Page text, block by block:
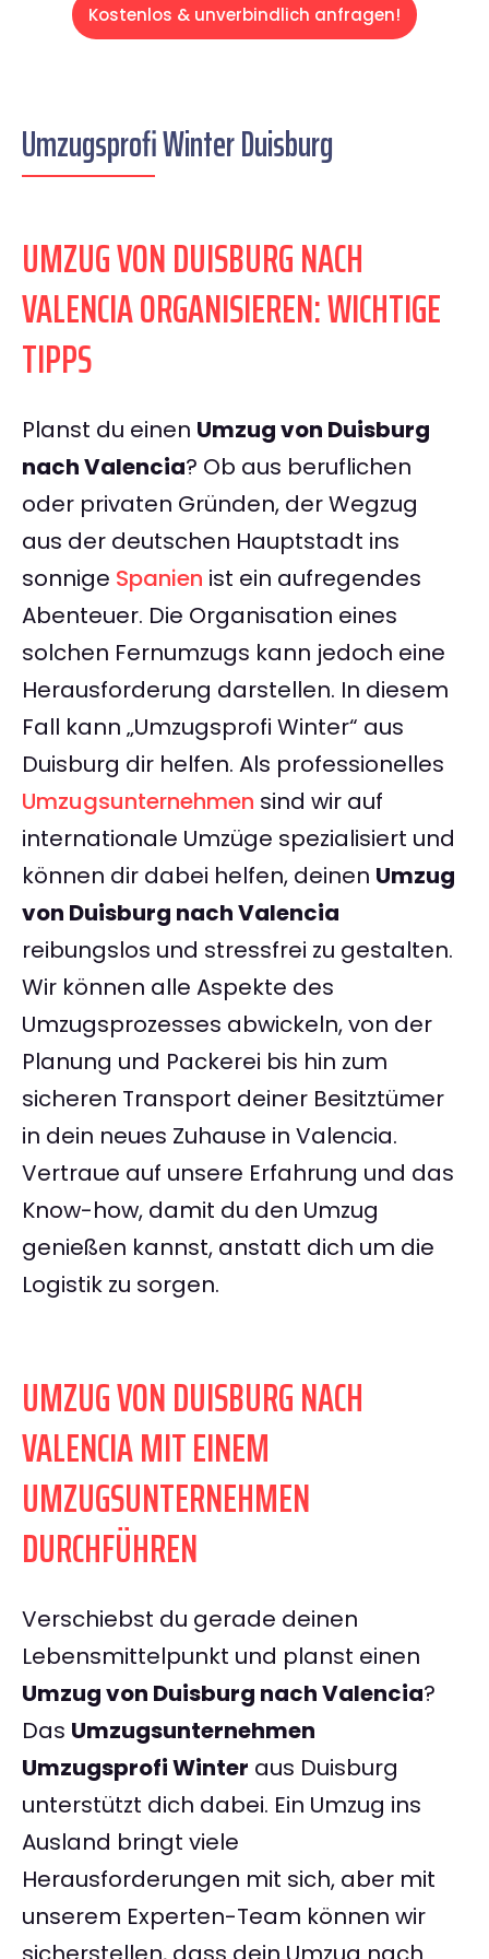
Kostenlos & unverbindlich anfragen!
Umzugsprofi Winter Duisburg
UMZUG VON DUISBURG NACH
VALENCIA ORGANISIEREN: WICHTIGE
TIPPS
Planst du einen Umzug von Duisburg
nach Valencia? Ob aus beruflichen
oder privaten Gründen, der Wegzug
aus der deutschen Hauptstadt ins
sonnige Spanien ist ein aufregendes
Abenteuer. Die Organisation eines
solchen Fernumzugs kann jedoch eine
Herausforderung darstellen. In diesem
Fall kann „Umzugsprofi Winter“ aus
Duisburg dir helfen. Als professionelles
Umzugsunternehmen sind wir auf
internationale Umzüge spezialisiert und
können dir dabei helfen, deinen Umzug
von Duisburg nach Valencia
reibungslos und stressfrei zu gestalten.
Wir können alle Aspekte des
Umzugsprozesses abwickeln, von der
Planung und Packerei bis hin zum
sicheren Transport deiner Besitztümer
in dein neues Zuhause in Valencia.
Vertraue auf unsere Erfahrung und das
Know-how, damit du den Umzug
genießen kannst, anstatt dich um die
Logistik zu sorgen.
UMZUG VON DUISBURG NACH
VALENCIA MIT EINEM
UMZUGSUNTERNEHMEN
DURCHFÜHREN
Verschiebst du gerade deinen
Lebensmittelpunkt und planst einen
Umzug von Duisburg nach Valencia?
Das Umzugsunternehmen
Umzugsprofi Winter aus Duisburg
unterstützt dich dabei. Ein Umzug ins
Ausland bringt viele
Herausforderungen mit sich, aber mit
unserem Experten-Team können wir